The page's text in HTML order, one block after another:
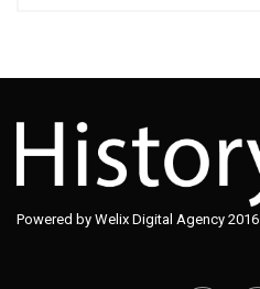
Powered by Welix Digital Agency 2016